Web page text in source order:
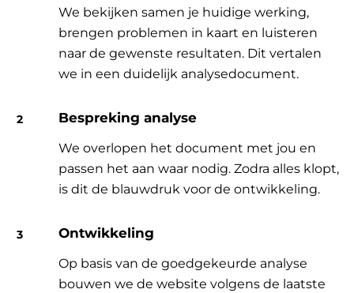
We bekijken samen je huidige werking,
brengen problemen in kaart en luisteren
naar de gewenste resultaten. Dit vertalen
we in een duidelijk analysedocument.
Bespreking analyse
We overlopen het document met jou en
passen het aan waar nodig. Zodra alles klopt,
is dit de blauwdruk voor de ontwikkeling.
Ontwikkeling
Op basis van de goedgekeurde analyse
bouwen we de website volgens de laatste